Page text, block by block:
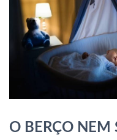
O BERÇO NEM